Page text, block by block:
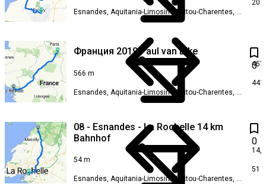
20
0
Франция 2019 Paul van Bike
566 m
441
0
08 - Esnandes - La Rochelle 14 km
Bahnhof
54 m
51
Esnandes, Aquitania-Limosino-Poitou-Charentes, Francia